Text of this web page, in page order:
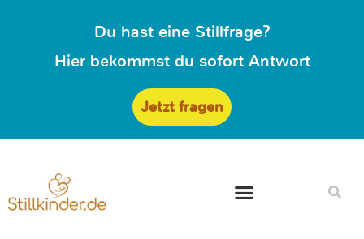
Du hast eine Stillfrage?
Hier bekommst du sofort Antwort
Jetzt fragen